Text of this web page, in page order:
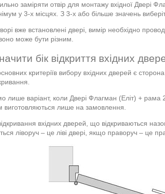
заміряти отвір для монтажу вхідної Двері
у 3-х місцях. З 3-х або більше значень
вже встановлені двері, вимір необхідно
може бути різним.
бік відкриття вхідних
критеріїв вибору вхідних дверей є
лише варіант, коли Двері Флагман (Еліт) + рама 2
виготовляються лише на замовлення.
вхідних дверей, що відкриваються
ліворуч – це ліві двері, якщо праворуч – це